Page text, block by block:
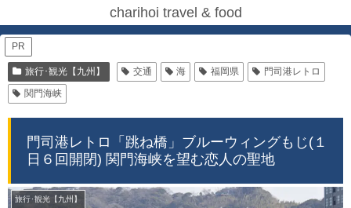
charihoi travel & food
PR
旅行･観光【九州】 交通 海 福岡県
門司港レトロ
関門海峡
門司港レトロ「跳ね橋」ブルーウィングもじ(１
日６回開閉) 関門海峡を望む恋人の聖地
旅行･観光【九州】